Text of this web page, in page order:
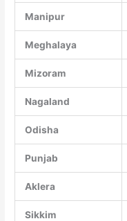
Manipur
Meghalaya
Mizoram
Nagaland
Odisha
Punjab
Aklera
Sikkim